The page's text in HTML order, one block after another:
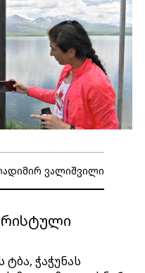
ვალიშვილი
ტბა, ჭაჭუნას